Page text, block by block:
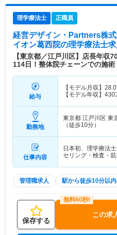
理学療法士 正職員
経営デザイン・Partners株
イオン葛西院の理学療法士
【東京都／江戸川区】店長年収
114日！整体院チェーンでの施術
給与
【モデル月収】 28.0
【モデル年収】 430
勤務地
東京都 江戸川区 東
（徒歩10分）
仕事内容
日本初、理学療法
セリング・検査・
管理職求人 駅から徒歩10分以内
保存する
この求